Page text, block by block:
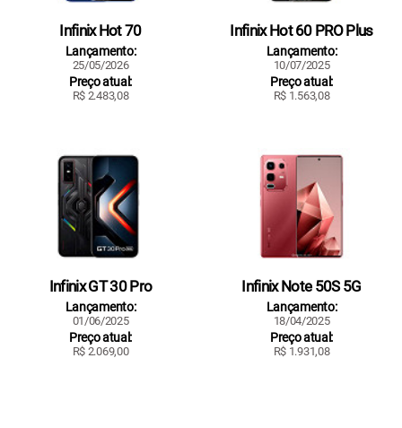
Infinix Hot 70
Lançamento:
25/05/2026
Preço atual:
R$ 2.483,08
Infinix Hot 60 PRO Plus
Lançamento:
10/07/2025
Preço atual:
R$ 1.563,08
Infinix GT 30 Pro
Lançamento:
01/06/2025
Preço atual:
R$ 2.069,00
Infinix Note 50S 5G
Lançamento:
18/04/2025
Preço atual:
R$ 1.931,08